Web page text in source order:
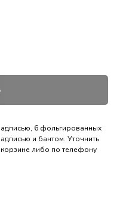
6 фольгированных
и бантом. Уточнить
либо по телефону